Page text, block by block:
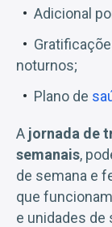
Adicional
noturnos;
Plano de
A jornada de
semanais,
de semana e
que
e unidades de